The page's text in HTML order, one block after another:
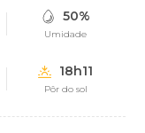
50%
Umidade
18h11
Pôr do sol